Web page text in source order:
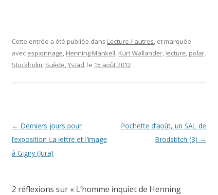
Cette entrée a été publiée dans Lecture / autres, et marquée
avec espionnage, Henning Mankell, Kurt Wallander, lecture, polar,
Stockholm, Suède,Ystad, le 15 août 2012 .
Navigation
des
articles
← Derniers jours pour
l’exposition La lettre et l’image
à Gigny (Jura)
Pochette d’août, un SAL de
Brodstitch (3) →
2 réflexions sur « L’homme inquiet de Henning